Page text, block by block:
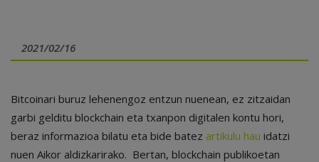
2021/02/16
Bitcoinari buruz lehenengoz entzun nuenean, ez zitzaidan
garbi gelditu blockchain eta txanpon digitalen kontu hori,
beraz informazioa bilatu eta bide batez artikulu hau idatzi
nuen Aikor aldizkarirako. Bertan, blockchain publikoetan